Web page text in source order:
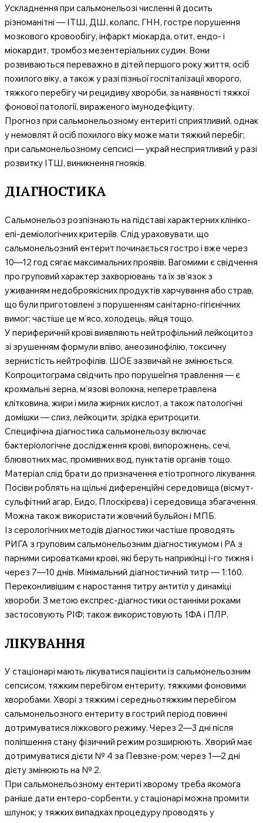
Ускладнення при сальмонельозі численні й досить
різноманітні — ІТШ, ДШ, колапс, ГНН, гостре порушення
мозкового кровообігу, інфаркт міокарда, отит, ендо- і
міокардит, тромбоз мезентеріальних судин. Вони
розвиваються переважно в дітей першого року життя, осіб
похилого віку, а також у разі пізньої госпіталізації хворого,
тяжкого перебігу чи рецидиву хвороби, за наявності тяжкої
фонової патології, вираженого імунодефіциту.
Прогноз при сальмонельозному ентериті сприятливий, однак
у немовлят й осіб похилого віку може мати тяжкий перебіг;
при сальмонельозному сепсисі — украй несприятливий у разі
розвитку ІТШ, виникнення гнояків.
ДІАГНОСТИКА
Сальмонельоз розпізнають на підставі характерних клініко-
епі-деміологічних критеріїв. Слід ураховувати, що
сальмонельозний ентерит починається гостро і вже через
10—12 год сягає максимальних проявів. Вагомими є свідчення
про груповий характер захворювань та їх зв’язок з
уживанням недоброякісних продуктів харчування або страв,
що були приготовлені з порушенням санітарно-гігієнічних
вимог; частіше це м’ясо, холодець, яйця тощо.
У периферичній крові виявляють нейтрофільний лейкоцитоз
зі зрушенням формули вліво, анеозинофілію, токсичну
зернистість нейтрофілів. ШОЕ зазвичай не змінюється.
Копроцитограма свідчить про порушеїгня травлення — є
крохмальні зерна, м’язові волокна, неперетравлена
клітковина, жири і мила жирних кислот, а також патологічні
домішки — слиз, лейкоцити, зрідка еритроцити.
Специфічна діагностика сальмонельозу включає
бактеріологічне дослідження крові, випорожнень, сечі,
блювотних мас, промивних вод, пунктатів органів тощо.
Матеріал слід брати до призначення етіотропного лікування.
Посіви роблять на щільні диференційні середовища (вісмут-
сульфітний агар, Еидо, Плоскірєва) і середовища збагачення.
Можна також використати жовчний бульйон і МПБ.
Із серологічних методів діагностики частіше проводять
РИГА з груповим сальмонельозним діагностикумом і РА з
парними сироватками крові, які беруть наприкінці і-го тижня і
через 7—10 днів. Мінімальний діагностичний титр — 1:160.
Переконливішим є наростання титру антитіл у динаміці
хвороби. З метою експрес-діагностики останніми роками
застосовують РІФ; також використовують 1ФА і ПЛР.
ЛІКУВАННЯ
У стаціонарі мають лікуватися пацієнти із сальмонельозним
сепсисом, тяжким перебігом ентериту, тяжкими фоновими
хворобами. Хворі з тяжким і середньотяжким перебігом
сальмонельозного ентериту в гострий період повинні
дотримуватися ліжкового режиму. Через 2—3 дні після
поліпшення стану фізичний режим розширюють. Хворий має
дотримуватися дієти № 4 за Певзне-ром; через 1—2 дні
дієту змінюють на № 2.
При сальмонельозному ентериті хворому треба якомога
раніше дати ентеро-сорбенти, у стаціонарі можна промити
шлунок; у тяжких випадках процедуру проводять у